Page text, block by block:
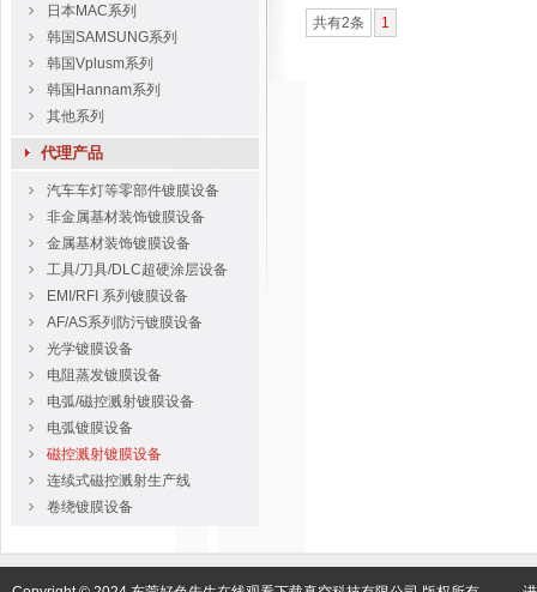
日本MAC系列
韩国SAMSUNG系列
韩国Vplusm系列
韩国Hannam系列
其他系列
代理产品
汽车车灯等零部件镀膜设备
非金属基材装饰镀膜设备
金属基材装饰镀膜设备
工具/刀具/DLC超硬涂层设备
EMI/RFI 系列镀膜设备
AF/AS系列防污镀膜设备
光学镀膜设备
电阻蒸发镀膜设备
电弧/磁控溅射镀膜设备
电弧镀膜设备
磁控溅射镀膜设备
连续式磁控溅射生产线
卷绕镀膜设备
共有2条 1